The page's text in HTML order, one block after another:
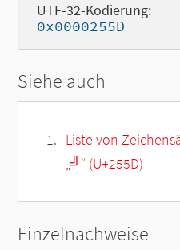
UTF-32-Kodierung:
0x0000255D
Siehe auch
Liste von
„╝ “ (U+255D)
Einzelnachweise